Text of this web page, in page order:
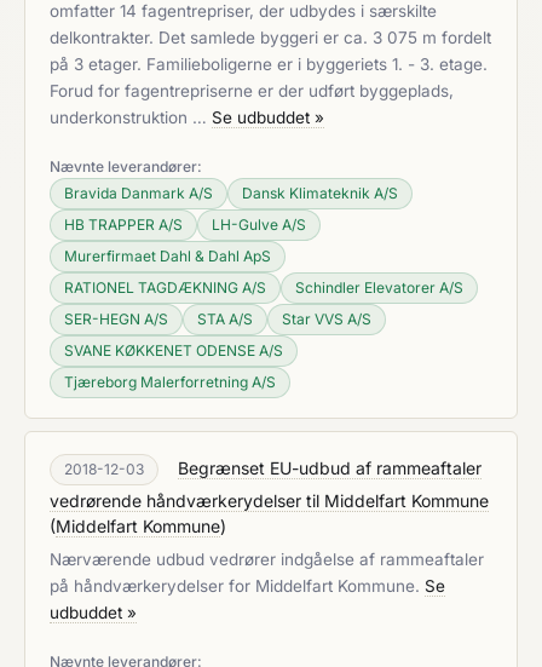
omfatter 14 fagentrepriser, der udbydes i særskilte
delkontrakter. Det samlede byggeri er ca. 3 075 m fordelt
på 3 etager. Familieboligerne er i byggeriets 1. - 3. etage.
Forud for fagentrepriserne er der udført byggeplads,
underkonstruktion … Se udbuddet »
Nævnte leverandører:
Bravida Danmark A/S
Dansk Klimateknik A/S
HB TRAPPER A/S
LH-Gulve A/S
Murerfirmaet Dahl & Dahl ApS
RATIONEL TAGDÆKNING A/S
Schindler Elevatorer A/S
SER-HEGN A/S
STA A/S
Star VVS A/S
SVANE KØKKENET ODENSE A/S
Tjæreborg Malerforretning A/S
2018-12-03
Begrænset EU-udbud af rammeaftaler
vedrørende håndværkerydelser til Middelfart Kommune
(Middelfart Kommune)
Nærværende udbud vedrører indgåelse af rammeaftaler
på håndværkerydelser for Middelfart Kommune. Se
udbuddet »
Nævnte leverandører: